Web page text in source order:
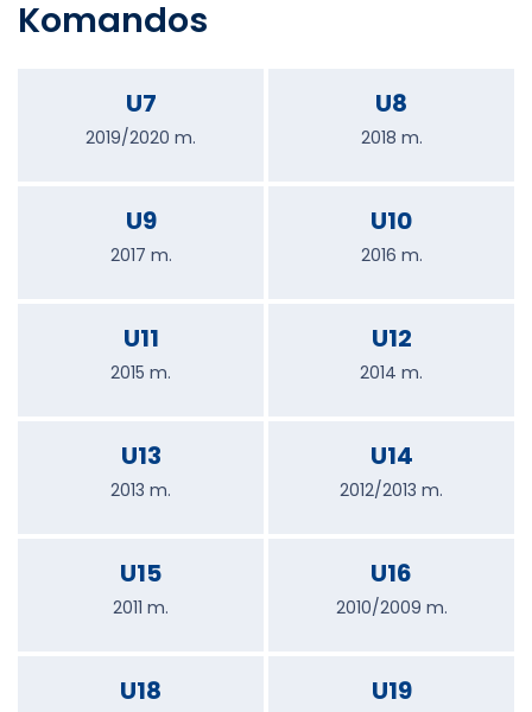
Komandos
U7
2019/2020 m.
U8
2018 m.
U9
2017 m.
U10
2016 m.
U11
2015 m.
U12
2014 m.
U13
2013 m.
U14
2012/2013 m.
U15
2011 m.
U16
2010/2009 m.
U18 U19